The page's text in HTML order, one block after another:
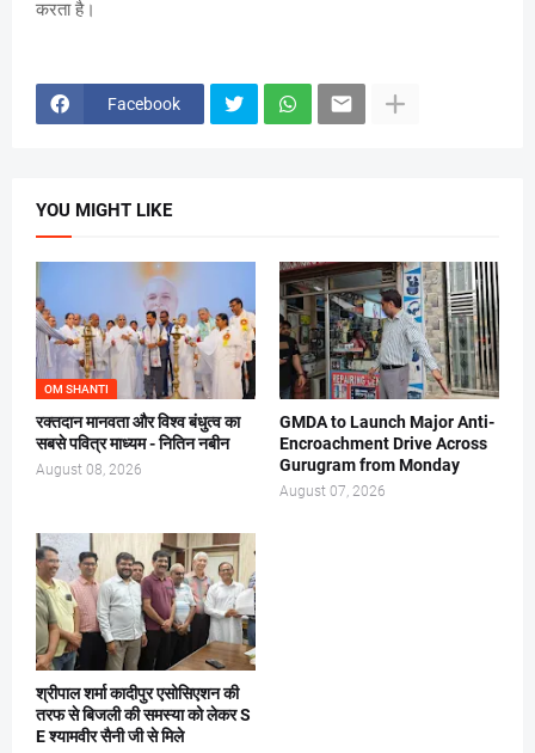
करता है।
Facebook
YOU MIGHT LIKE
OM SHANTI
रक्तदान मानवता और विश्व बंधुत्व का
सबसे पवित्र माध्यम - नितिन नबीन
August 08, 2026
GMDA to Launch Major Anti-
Encroachment Drive Across
Gurugram from Monday
August 07, 2026
श्रीपाल शर्मा कादीपुर एसोसिएशन की
तरफ से बिजली की समस्या को लेकर S
E श्यामवीर सैनी जी से मिले